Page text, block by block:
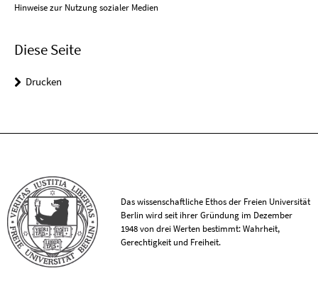
Hinweise zur Nutzung sozialer Medien
Diese Seite
Drucken
Das wissenschaftliche Ethos der Freien Universität
Berlin wird seit ihrer Gründung im Dezember
1948 von drei Werten bestimmt: Wahrheit,
Gerechtigkeit und Freiheit.